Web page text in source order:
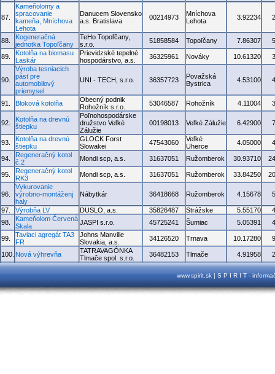
87.
Kameňolomy a
spracovanie
kameňa, Mníchova
Lehota
Danucem Slovensko
a.s. Bratislava
00214973
Mníchova
Lehota
3.92234
88.
Kogeneračná
jednotka Topoľčany
TeHo Topoľčany,
s.r.o.
51858584 Topoľčany 7.86307
89.
Kotolňa na biomasu
Laskár
Prievidzské tepelné
hospodárstvo, a.s.
36325961 Nováky 10.61320
90.
Výroba tesniacich
pást pre
automobilový
priemysel
UNI - TECH, s.r.o. 36357723
Považská
Bystrica
4.53100
91. Bloková kotolňa
Obecný podnik
Rohožník s.r.o.
53046587 Rohožník 4.11004
92.
Kotolňa na drevnú
štiepku
Poľnohospodárske
družstvo Veľké
Zálužie
00198013 Veľké Zálužie 6.42900
93.
Kotolňa na drevnú
štiepku
GLOCK Forst
Slowakei
47543060
Veľké
Uherce
4.05000
94.
Regeneračný kotol
č.2
Mondi scp, a.s. 31637051 Ružomberok 30.93710
95.
Regeneračný kotol
RK3
Mondi scp, a.s. 31637051 Ružomberok 33.84250
96.
Vykurovanie
výrobno-montáženj
haly
Nábytkár 36418668 Ružomberok 4.15678
97. Výrobňa LV DUSLO, a.s. 35826487 Strážske 5.55170
98.
Kameňolom Červená
Skala
JASPI s.r.o. 45725241 Šumiac 5.05391
99.
Taviaci agregát TA3
FR
Johns Manville
Slovakia, a.s.
34126520 Trnava 10.17280
100. Nová výhrevňa
TATRAVAGÓNKA
Tlmače spol. s.r.o.
36482153 Tlmače 4.91958
www.spirit.sk | S P I R I T -